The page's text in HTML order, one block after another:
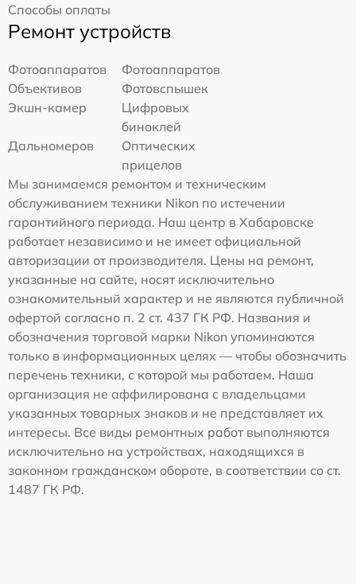
Способы оплаты
Ремонт устройств
Фотоаппаратов
Фотоаппаратов
Объективов
Фотовспышек
Экшн-камер
Цифровых
биноклей
Дальномеров
Оптических
прицелов
Мы занимаемся ремонтом и техническим
обслуживанием техники Nikon по истечении
гарантийного периода. Наш центр в Хабаровске
работает независимо и не имеет официальной
авторизации от производителя. Цены на ремонт,
указанные на сайте, носят исключительно
ознакомительный характер и не являются публичной
офертой согласно п. 2 ст. 437 ГК РФ. Названия и
обозначения торговой марки Nikon упоминаются
только в информационных целях — чтобы обозначить
перечень техники, с которой мы работаем. Наша
организация не аффилирована с владельцами
указанных товарных знаков и не представляет их
интересы. Все виды ремонтных работ выполняются
исключительно на устройствах, находящихся в
законном гражданском обороте, в соответствии со ст.
1487 ГК РФ.